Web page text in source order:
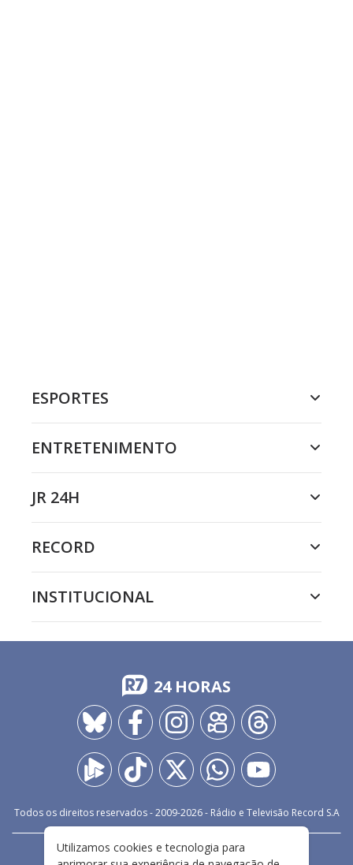
ESPORTES
ENTRETENIMENTO
JR 24H
RECORD
INSTITUCIONAL
24 HORAS
Todos os direitos reservados - 2009-2026- Rádio e Televisão Record S.A
FALE CONOSCO PRIVACIDADE
Utilizamos cookies e tecnologia para